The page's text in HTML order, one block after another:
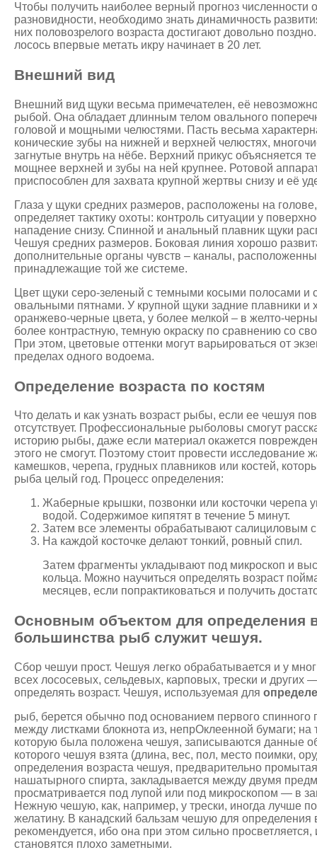
Чтобы получить наиболее верный прогноз численности
разновидности, необходимо знать динамичность
них половозрелого возраста достигают довольно
лосось впервые метать икру начинает в 20 лет.
Внешний вид
Внешний вид щуки весьма примечателен, её невозможно
рыбой. Она обладает длинным телом овального
головой и мощными челюстями. Пасть весьма
конические зубы на нижней и верхней челюстях,
загнутые внутрь на нёбе. Верхний прикус объясняется
мощнее верхней и зубы на ней крупнее. Ротовой
приспособлен для захвата крупной жертвы снизу и её
Глаза у щуки средних размеров, расположены на
определяет тактику охоты: контроль ситуации у
нападение снизу. Спинной и анальный плавник щуки
Чешуя средних размеров. Боковая линия хорошо
дополнительные органы чувств – каналы,
принадлежащие той же системе.
Цвет щуки серо-зеленый с темными косыми полосами и
овальными пятнами. У крупной щуки задние плавники и
оранжево-черные цвета, у более мелкой – в желто-
более контрастную, темную окраску по сравнению со
При этом, цветовые оттенки могут варьироваться от
пределах одного водоема.
Определение возраста по костям
Что делать и как узнать возраст рыбы, если ее чешуя
отсутствует. Профессиональные рыболовы смогут
историю рыбы, даже если материал окажется
этого не смогут. Поэтому стоит провести
камешков, черепа, грудных плавников или костей,
рыба целый год. Процесс определения:
Жаберные крышки, позвонки или косточки черепа
водой. Содержимое кипятят в течение 5 минут.
Затем все элементы обрабатывают салициловым
На каждой косточке делают тонкий, ровный спил.
Затем фрагменты укладывают под микроскоп и
кольца. Можно научиться определять возраст
месяцев, если попрактиковаться и получить
Основным объектом для определения
большинства рыб служит чешуя.
Сбор чешуи прост. Чешуя легко обрабатывается и у
всех лососевых, сельдевых, карповых, трески и других
определять возраст. Чешуя, используемая для
рыб, берется обычно под основанием первого спинного
между листками блокнота из, непрОклеенной бумаги; на
которую была положена чешуя, записываются данные
которого чешуя взята (длина, вес, пол, место поимки,
определения возраста чешуя, предварительно
нашатырного спирта, закладывается между двумя
просматривается под лупой или под микроскопом — в
Нежную чешую, как, например, у трески, иногда лучше
желатину. В канадский бальзам чешую для определения
рекомендуется, ибо она при этом сильно
становятся плохо заметными.